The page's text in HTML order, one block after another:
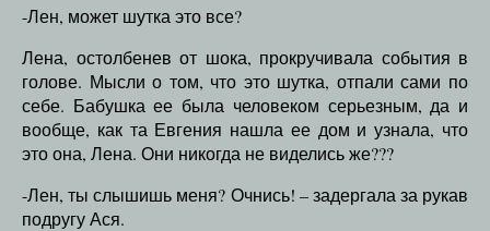
-Лен, может шутка это все?
Лена, остолбенев от шока, прокручивала события в
голове. Мысли о том, что это шутка, отпали сами по
себе. Бабушка ее была человеком серьезным, да и
вообще, как та Евгения нашла ее дом и узнала, что
это она, Лена. Они никогда не виделись же???
-Лен, ты слышишь меня? Очнись! – задергала за рукав
подругу Ася.